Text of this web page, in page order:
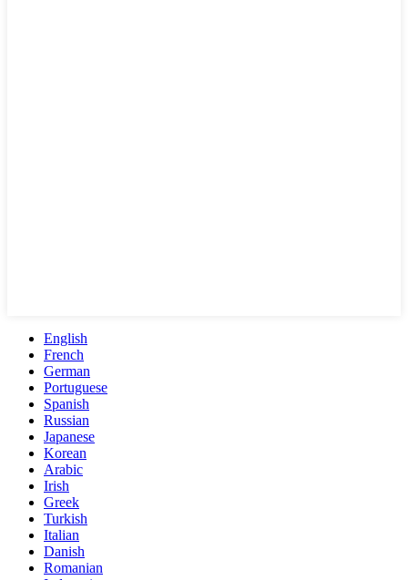
English
French
German
Portuguese
Spanish
Russian
Japanese
Korean
Arabic
Irish
Greek
Turkish
Italian
Danish
Romanian